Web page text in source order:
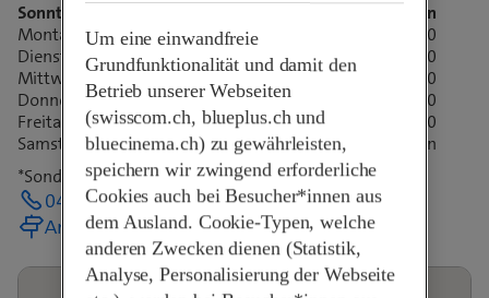
Sonntag
Geschlossen
Montag
09:00-19:00
Dienstag
09:00-19:00
Mittwoch*
09:00-21:00
Donnerstag
09:00-19:00
Freitag
09:00-17:00
Samstag*
Geschlossen
*Sonderöffnungszeiten
041 220 76 10
Anreise planen
Um eine einwandfreie
Grundfunktionalität und damit den
Betrieb unserer Webseiten
(swisscom.ch, blueplus.ch und
bluecinema.ch) zu gewährleisten,
speichern wir zwingend erforderliche
Cookies auch bei Besucher*innen aus
dem Ausland. Cookie-Typen, welche
anderen Zwecken dienen (Statistik,
Analyse, Personalisierung der Webseite